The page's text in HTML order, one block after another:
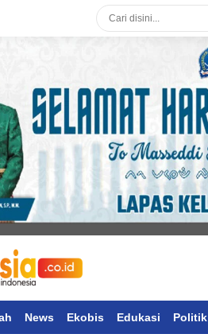
News Ekobis Edukasi Politik